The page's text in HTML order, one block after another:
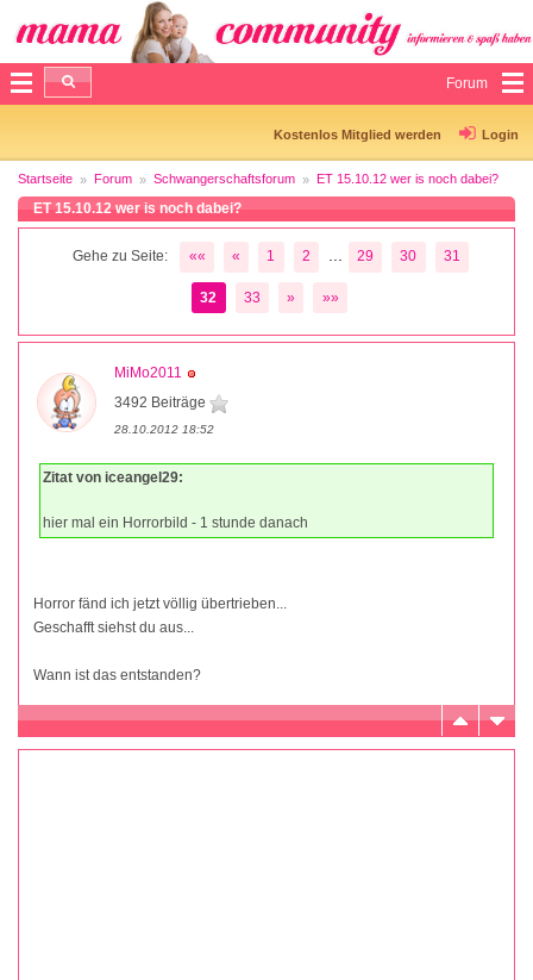
Forum
Kostenlos Mitglied werden Login
Startseite Forum Schwangerschaftsforum ET 15.10.12 wer is noch dabei?
ET 15.10.12 wer is noch dabei?
Gehe zu Seite: «« « 1 2 29 30 31
32 33 » »»
MiMo2011
3492 Beiträge
28.10.2012 18:52
Zitat von iceangel29:
hier mal ein Horrorbild - 1 stunde danach
Horror fänd ich jetzt völlig übertrieben...
Geschafft siehst du aus...
Wann ist das entstanden?